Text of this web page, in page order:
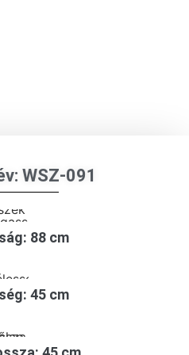
WSZ-091
88 cm
45 cm